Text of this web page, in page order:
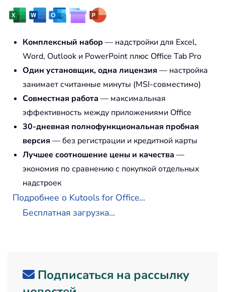
Комплексный набор — надстройки для Excel,
Word, Outlook и PowerPoint плюс Office Tab Pro
Один установщик, одна лицензия — настройка
занимает считанные минуты (MSI-совместимо)
Совместная работа — максимальная
эффективность между приложениями Office
30-дневная полнофункциональная пробная
версия — без регистрации и кредитной карты
Лучшее соотношение цены и качества —
экономия по сравнению с покупкой отдельных
надстроек
Подробнее о Kutools for Office...
Бесплатная загрузка...
Подписаться на рассылку